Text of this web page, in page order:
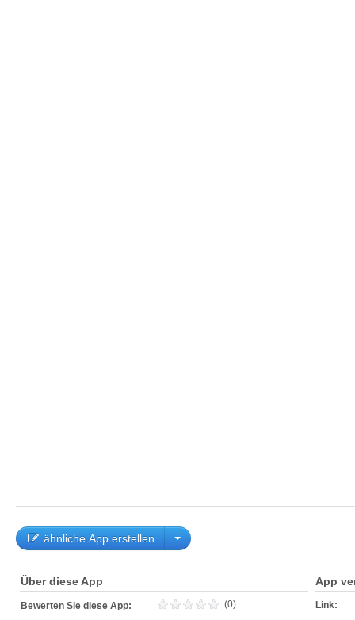
ähnliche App erstellen
Über diese App
Bewerten Sie diese App: (0)
App
Link: